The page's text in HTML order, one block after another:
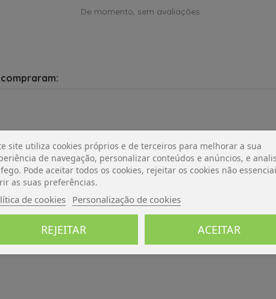
De momento, sem avaliações.
site utiliza cookies próprios e de terceiros para melhorar a sua
de navegação, personalizar conteúdos e anúncios, e
Pode aceitar todos os cookies, rejeitar os cookies não
as suas preferências.
de cookies Personalização de cookies
REJEITAR ACEITAR